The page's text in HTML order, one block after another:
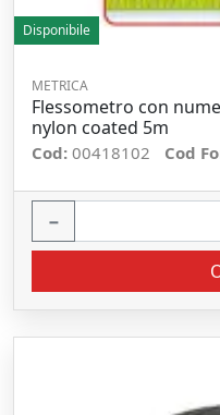
Disponibile
METRICA
Flessometro con
nylon coated 5m
Cod: 00418102 Cod
−